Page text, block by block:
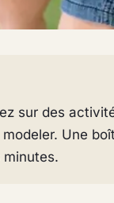
sur des
Une